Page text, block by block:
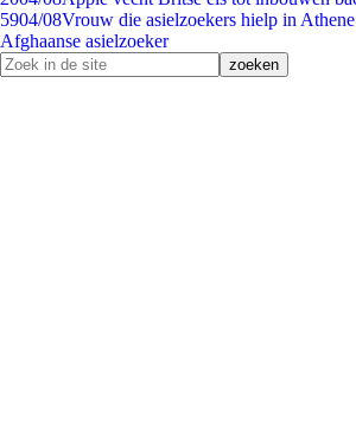
5904/08Vrouw die asielzoekers hielp in
Afghaanse asielzoeker